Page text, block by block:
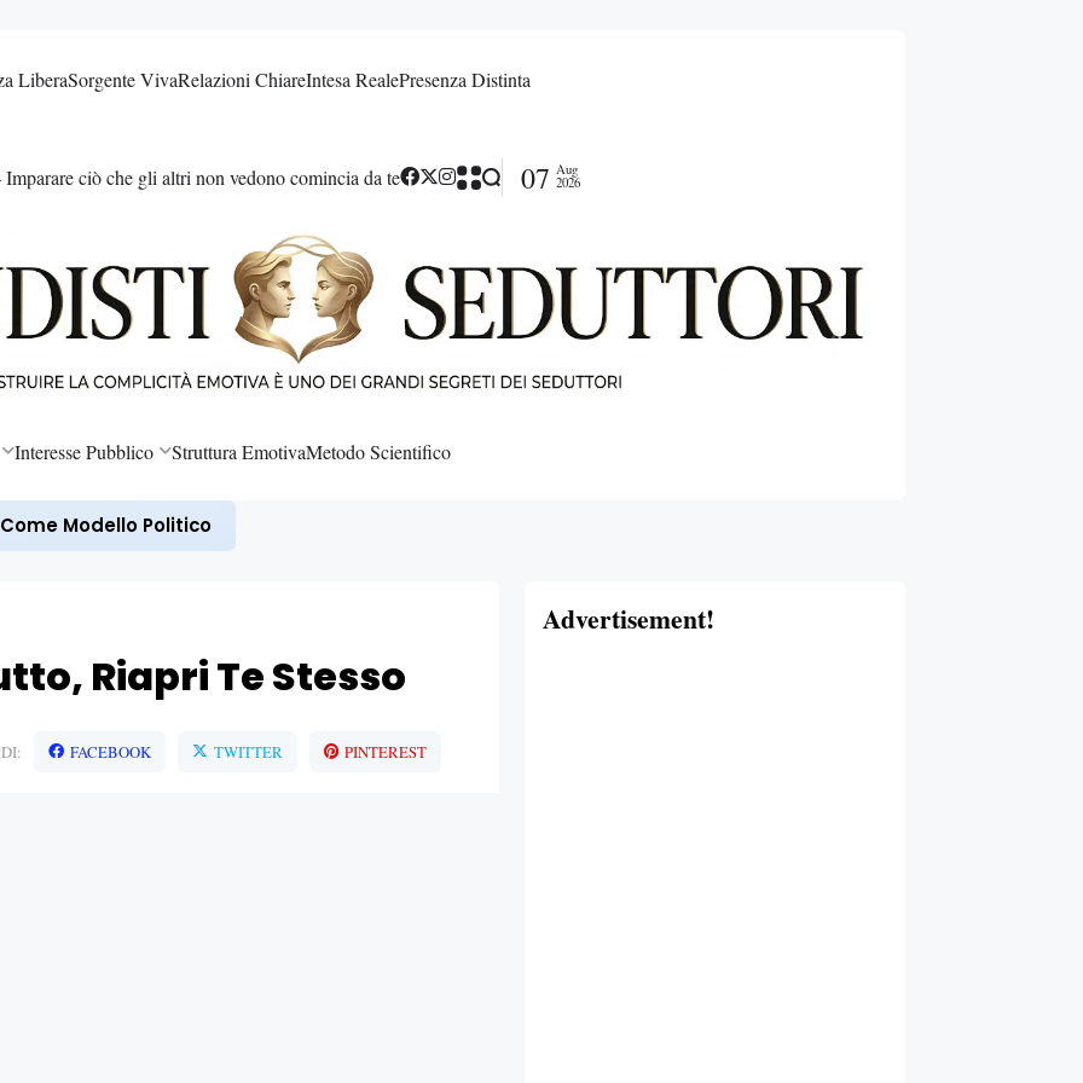
LiberaSorgente VivaRelazioni ChiareIntesa RealePresenza Distinta
ciò che gli altri non vedono comincia da te 07 Aug
2026
Interesse Pubblico Struttura EmotivaMetodo Scientifico
Riapri Te Stesso
FACEBOOK TWITTER PINTEREST
Advertisement!